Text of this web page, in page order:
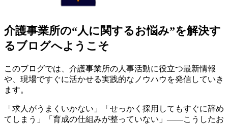
介護事業所の“人に関するお悩み”を解決す
るブログへようこそ
このブログでは、介護事業所の人事活動に役立つ最新情報
や、現場ですぐに活かせる実践的なノウハウを発信していき
ます。
「求人がうまくいかない」「せっかく採用してもすぐに辞め
てしまう」「育成の仕組みが整っていない」――こうしたお